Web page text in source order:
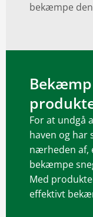
bekæmpe
For at undgå
haven og har
nærheden af,
bekæmpe
Med
effektivt